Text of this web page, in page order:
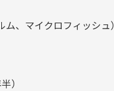
、マイクロフィッシュ）
）